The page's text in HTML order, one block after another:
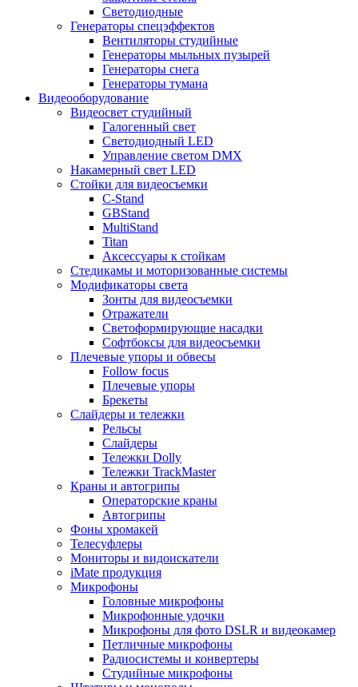
Светодиодные
Генераторы спецэффектов
Вентиляторы студийные
Генераторы мыльных пузырей
Генераторы снега
Генераторы тумана
Видеооборудование
Видеосвет студийный
Галогенный свет
Светодиодный LED
Управление светом DMX
Накамерный свет LED
Стойки для видеосъемки
C-Stand
GBStand
MultiStand
Titan
Аксессуары к стойкам
Стедикамы и моторизованные системы
Модификаторы света
Зонты для видеосъемки
Отражатели
Светоформирующие насадки
Софтбоксы для видеосъемки
Плечевые упоры и обвесы
Follow focus
Плечевые упоры
Брекеты
Слайдеры и тележки
Рельсы
Слайдеры
Тележки Dolly
Тележки TrackMaster
Краны и автогрипы
Операторские краны
Автогрипы
Фоны хромакей
Телесуфлеры
Мониторы и видоискатели
iMate продукция
Микрофоны
Головные микрофоны
Микрофонные удочки
Микрофоны для фото DSLR и видеокамер
Петличные микрофоны
Радиосистемы и конвертеры
Студийные микрофоны